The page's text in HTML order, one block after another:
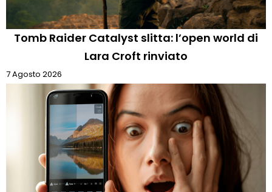
Tomb Raider Catalyst slitta: l’open world di
Lara Croft rinviato
7 Agosto 2026